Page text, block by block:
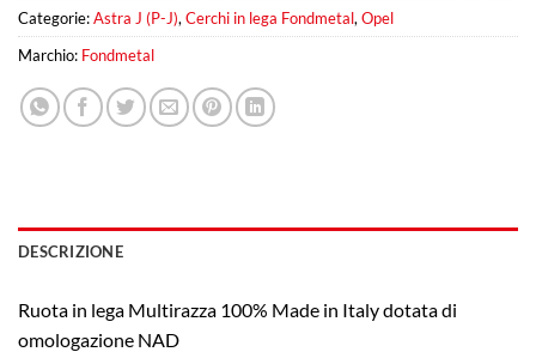
Categorie:Astra J (P-J), Cerchi in lega Fondmetal, Opel
Marchio: Fondmetal
DESCRIZIONE
Ruota in lega Multirazza 100% Made in Italy dotata di
omologazione NAD